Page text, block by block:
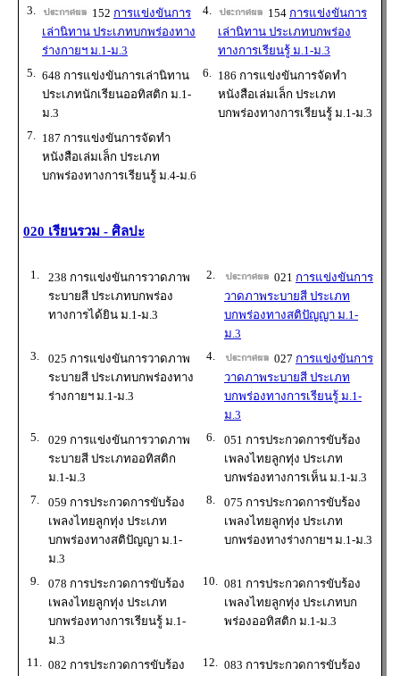
3.
152 การแข่งขันการ
เล่านิทาน ประเภทบกพร่องทาง
ร่างกายฯ ม.1-ม.3
4. 154 การแข่งขันการ
เล่านิทาน ประเภทบกพร่อง
ทางการเรียนรู้ ม.1-ม.3
5. 648 การแข่งขันการเล่านิทาน
ประเภทนักเรียนออทิสติก ม.1-
ม.3
6. 186 การแข่งขันการจัดทำ
หนังสือเล่มเล็ก ประเภท
บกพร่องทางการเรียนรู้ ม.1-ม.3
7. 187 การแข่งขันการจัดทำ
หนังสือเล่มเล็ก ประเภท
บกพร่องทางการเรียนรู้ ม.4-ม.6
020 เรียนรวม - ศิลปะ
1.
238 การแข่งขันการวาดภาพ
ระบายสี ประเภทบกพร่อง
ทางการได้ยิน ม.1-ม.3
2. 021 การแข่งขันการ
วาดภาพระบายสี ประเภท
บกพร่องทางสติปัญญา ม.1-
ม.3
3.
025 การแข่งขันการวาดภาพ
ระบายสี ประเภทบกพร่องทาง
ร่างกายฯ ม.1-ม.3
4. 027 การแข่งขันการ
วาดภาพระบายสี ประเภท
บกพร่องทางการเรียนรู้ ม.1-
ม.3
5.
029 การแข่งขันการวาดภาพ
ระบายสี ประเภทออทิสติก
ม.1-ม.3
6.
051 การประกวดการขับร้อง
เพลงไทยลูกทุ่ง ประเภท
บกพร่องทางการเห็น ม.1-ม.3
7.
059 การประกวดการขับร้อง
เพลงไทยลูกทุ่ง ประเภท
บกพร่องทางสติปัญญา ม.1-
ม.3
8.
075 การประกวดการขับร้อง
เพลงไทยลูกทุ่ง ประเภท
บกพร่องทางร่างกายฯ ม.1-ม.3
9.
078 การประกวดการขับร้อง
เพลงไทยลูกทุ่ง ประเภท
บกพร่องทางการเรียนรู้ ม.1-
ม.3
10. 081 การประกวดการขับร้อง
เพลงไทยลูกทุ่ง ประเภทบก
พร่องออทิสติก ม.1-ม.3
11. 082 การประกวดการขับร้อง
12. 083 การประกวดการขับร้อง